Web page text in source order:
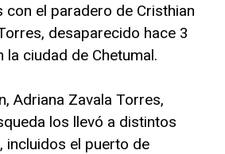
con el paradero de Cristhian
desaparecido hace 3
la ciudad de Chetumal.
Adriana Zavala Torres,
los llevó a distintos
incluidos el puerto de